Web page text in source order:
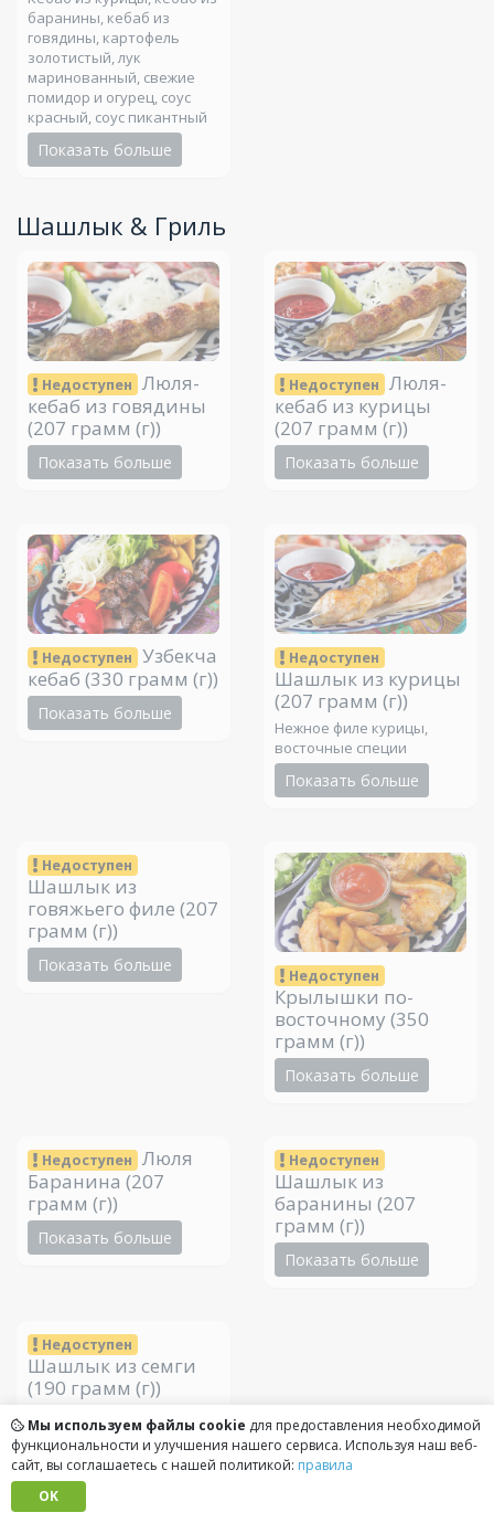
баранины, кебаб из
говядины, картофель
золотистый, лук
маринованный, свежие
помидор и огурец, соус
красный, соус пикантный
Показать больше
Шашлык & Гриль
Недоступен
Люля-
кебаб из говядины
(207 грамм (г))
Показать больше
Недоступен
Люля-
кебаб из курицы
(207 грамм (г))
Показать больше
Недоступен Узбекча
кебаб (330 грамм (г))
Показать больше
Недоступен
Шашлык из курицы
(207 грамм (г))
Нежное филе курицы,
восточные специи
Показать больше
Недоступен
Шашлык из
говяжьего филе (207
грамм (г))
Показать больше Недоступен
Крылышки по-
восточному (350
грамм (г))
Показать больше
Недоступен Люля
Баранина (207
грамм (г))
Показать больше
Недоступен
Шашлык из
баранины (207
грамм (г))
Показать больше
Недоступен
Шашлык из семги
(190 грамм (г))
Показать больше
Бизнес-ланч
Мы используем файлы cookie для предоставления необходимой
функциональности и улучшения нашего сервиса. Используя наш веб-
сайт, вы соглашаетесь с нашей политикой: правила
OK